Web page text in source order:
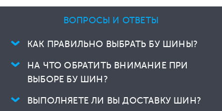
ВОПРОСЫ И ОТВЕТЫ
КАК ПРАВИЛЬНО ВЫБРАТЬ БУ ШИНЫ?
НА ЧТО ОБРАТИТЬ ВНИМАНИЕ ПРИ
ВЫБОРЕ БУ ШИН?
ВЫПОЛНЯЕТЕ ЛИ ВЫ ДОСТАВКУ ШИН?